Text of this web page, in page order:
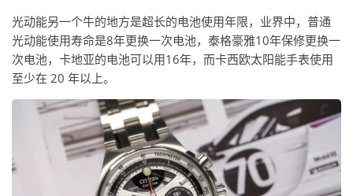
光动能另一个牛的地方是超长的电池使用年限，业界中，普通
光动能使用寿命是8年更换一次电池，泰格豪雅10年保修更换一
次电池，卡地亚的电池可以用16年，而卡西欧太阳能手表使用
至少在 20 年以上。